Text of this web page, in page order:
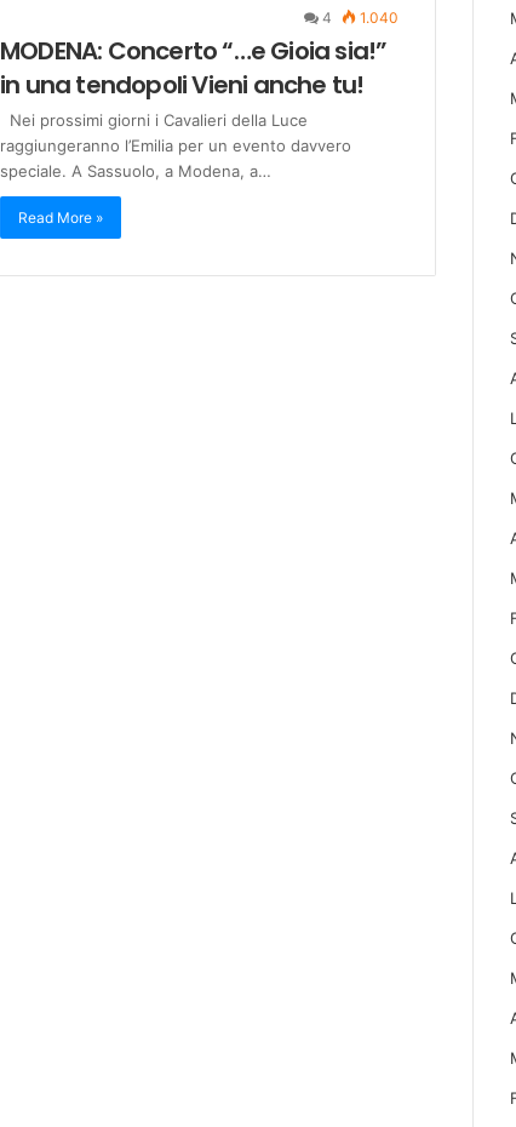
4 1.040
MODENA: Concerto “…e Gioia sia!”
in una tendopoli Vieni anche tu!
Nei prossimi giorni i Cavalieri della Luce
raggiungeranno l’Emilia per un evento davvero
speciale. A Sassuolo, a Modena, a…
Read More »